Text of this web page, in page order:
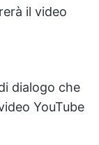
il video
dialogo che
YouTube